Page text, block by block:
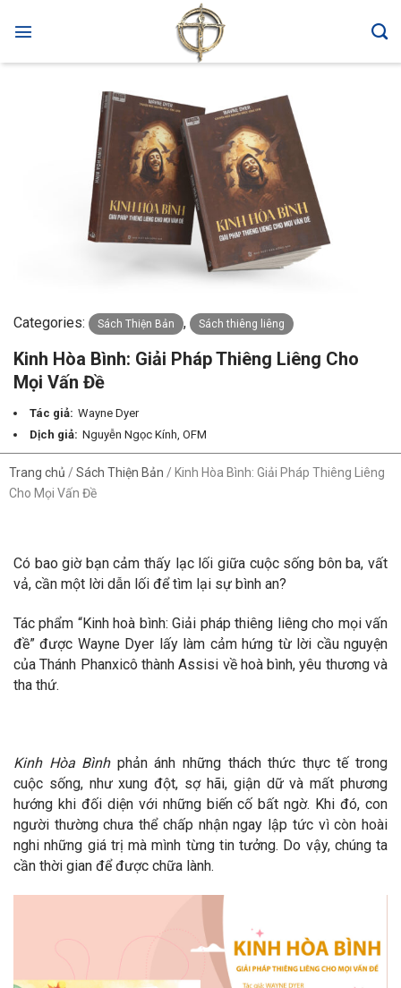
Categories: Sách Thiện Bản , Sách thiêng liêng
Kinh Hòa Bình: Giải Pháp Thiêng Liêng Cho
Mọi Vấn Đề
Tác giả: Wayne Dyer
Dịch giả: Nguyễn Ngọc Kính, OFM
Trang chủ / Sách Thiện Bản / Kinh Hòa Bình: Giải Pháp Thiêng Liêng
Cho Mọi Vấn Đề
Có bao giờ bạn cảm thấy lạc lối giữa cuộc sống bôn ba, vất
vả, cần một lời dẫn lối để tìm lại sự bình an?
Tác phẩm “Kinh hoà bình: Giải pháp thiêng liêng cho mọi vấn
đề” được Wayne Dyer lấy làm cảm hứng từ lời cầu nguyện
của Thánh Phanxicô thành Assisi về hoà bình, yêu thương và
tha thứ.
Kinh Hòa Bìnhphản ánh những thách thức thực tế trong
cuộc sống, như xung đột, sợ hãi, giận dữ và mất phương
hướng khi đối diện với những biến cố bất ngờ. Khi đó, con
người thường chưa thể chấp nhận ngay lập tức vì còn hoài
nghi những giá trị mà mình từng tin tưởng. Do vậy, chúng ta
cần thời gian để được chữa lành.